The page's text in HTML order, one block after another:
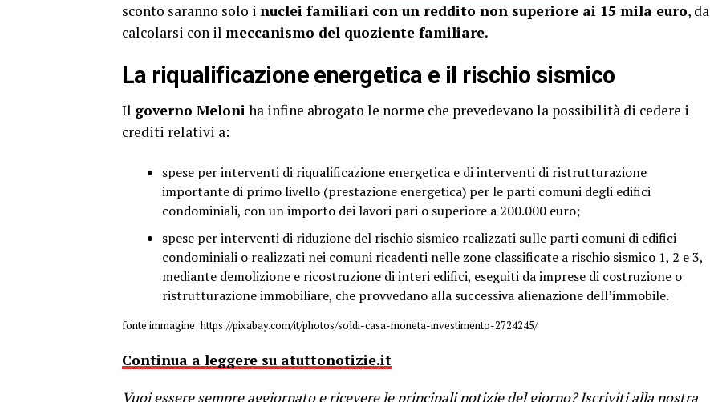
sconto saranno solo i nuclei familiari con un reddito non superiore ai 15 mila euro, da
calcolarsi con il meccanismo del quoziente familiare.
La riqualificazione energetica e il rischio sismico
Il governo Meloniha infine abrogato le norme che prevedevano la possibilità di cedere i
crediti relativi a:
spese per interventi di riqualificazione energetica e di interventi di ristrutturazione
importante di primo livello (prestazione energetica) per le parti comuni degli edifici
condominiali, con un importo dei lavori pari o superiore a 200.000 euro;
spese per interventi di riduzione del rischio sismico realizzati sulle parti comuni di edifici
condominiali o realizzati nei comuni ricadenti nelle zone classificate a rischio sismico 1, 2 e 3,
mediante demolizione e ricostruzione di interi edifici, eseguiti da imprese di costruzione o
ristrutturazione immobiliare, che provvedano alla successiva alienazione dell’immobile.
fonte immagine: https://pixabay.com/it/photos/soldi-casa-moneta-investimento-2724245/
Continua a leggere su atuttonotizie.it
Vuoi essere sempre aggiornato e ricevere le principali notizie del giorno?Iscriviti alla nostra